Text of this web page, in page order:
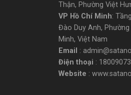
Thận, Phường Việt
VP Hồ Chí Minh:
Đào Duy Anh,
Minh, Việt Nam
Email :
Điện thoại : 18009073
Website :